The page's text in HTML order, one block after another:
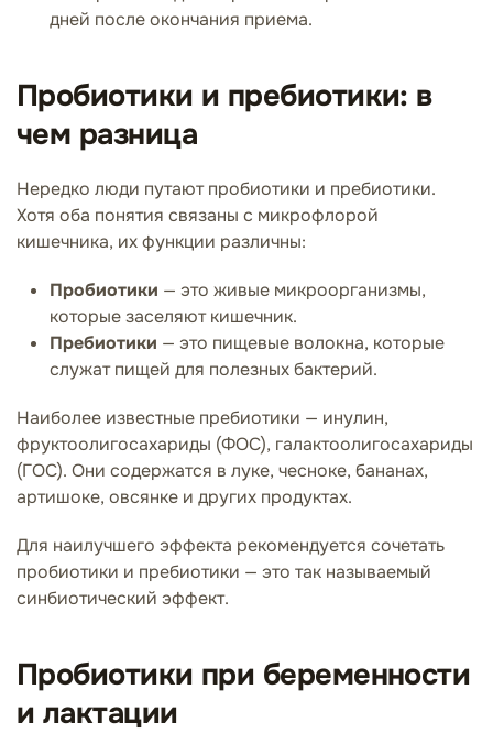
дней после окончания приема.
Пробиотики и пребиотики: в
чем разница
Нередко люди путают пробиотики и пребиотики.
Хотя оба понятия связаны с микрофлорой
кишечника, их функции различны:
Пробиотики — это живые микроорганизмы,
которые заселяют кишечник.
Пребиотики — это пищевые волокна, которые
служат пищей для полезных бактерий.
Наиболее известные пребиотики — инулин,
фруктоолигосахариды (ФОС), галактоолигосахариды
(ГОС). Они содержатся в луке, чесноке, бананах,
артишоке, овсянке и других продуктах.
Для наилучшего эффекта рекомендуется сочетать
пробиотики и пребиотики — это так называемый
синбиотический эффект.
Пробиотики при беременности
и лактации